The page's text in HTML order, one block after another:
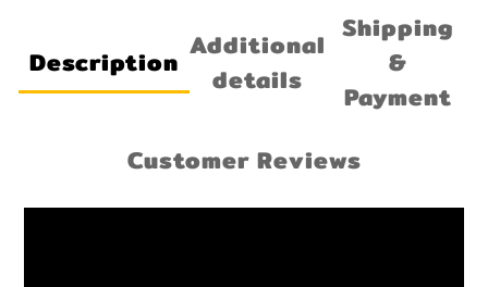
Description Additional
details
Shipping
&
Payment
Customer Reviews